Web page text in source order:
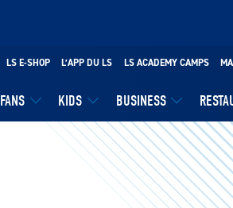
FANS KIDS BUSINESS
LS E-SHOP L’APP DU LS LS ACADEMY CAMPS